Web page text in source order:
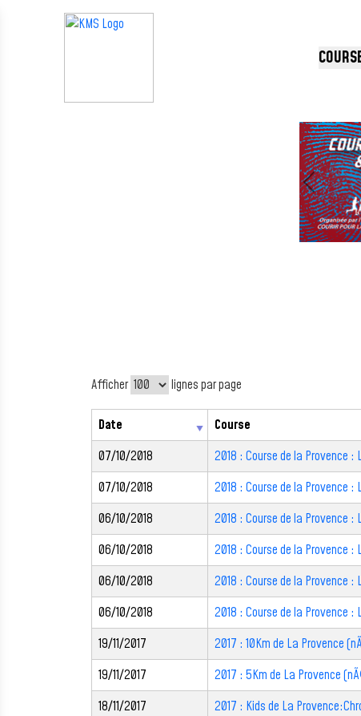
Précédent
Afficher lignes par page
Date Course
07/10/2018
2018 : Course de la Provence
07/10/2018
2018 : Course de la Provence :
06/10/2018
2018 : Course de la Provence :
06/10/2018
2018 : Course de la Provence :
06/10/2018
2018 : Course de la Provence :
06/10/2018
2018 : Course de la Provence :
19/11/2017
2017 : 10Km de La Provence
19/11/2017
2017 : 5Km de La Provence
18/11/2017
2017 : Kids de La
Panneau de gestion des cookies